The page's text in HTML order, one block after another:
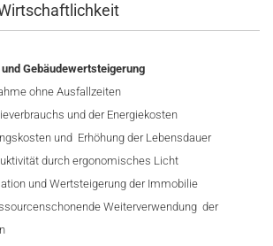
Gebäudewertsteigerung
ohne Ausfallzeiten
und der Energiekosten
und Erhöhung der Lebensdauer
durch ergonomisches Licht
und Wertsteigerung der Immobilie
Weiterverwendung der